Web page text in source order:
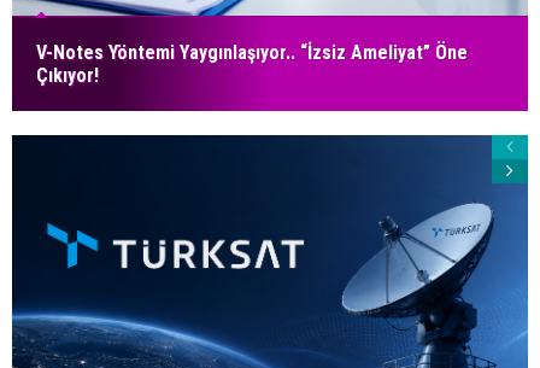
V-Notes Yöntemi Yaygınlaşıyor.. “İzsiz Ameliyat” Öne
Çıkıyor!